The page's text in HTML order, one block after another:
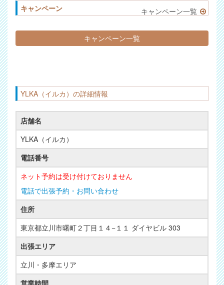
キャンペーン キャンペーン一覧
キャンペーン一覧
YLKA（イルカ）の詳細情報
店舗名
YLKA（イルカ）
電話番号
ネット予約は受け付けておりません
電話で出張予約・お問い合わせ
住所
東京都立川市曙町２丁目１４−１１ ダイヤビル 303
出張エリア
立川・多摩エリア
営業時間